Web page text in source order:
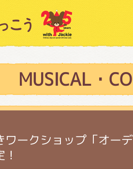
MUSICAL・
ワークショップ「オー
ター紹介
ログ
紹介